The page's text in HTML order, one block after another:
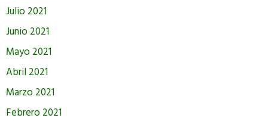
Julio 2021
Junio 2021
Mayo 2021
Abril 2021
Marzo 2021
Febrero 2021